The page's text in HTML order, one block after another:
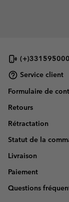
Service client
Formulaire de
Retours
Rétractation
Statut de la
Livraison
Paiement
Questions